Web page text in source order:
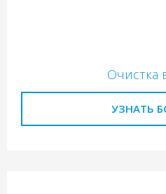
Очистка
УЗНАТЬ